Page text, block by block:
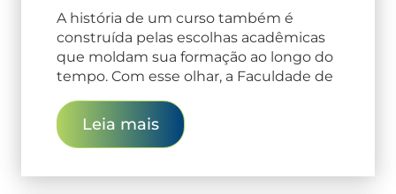
A história de um curso também é
construída pelas escolhas acadêmicas
que moldam sua formação ao longo do
tempo. Com esse olhar, a Faculdade de
Leia mais